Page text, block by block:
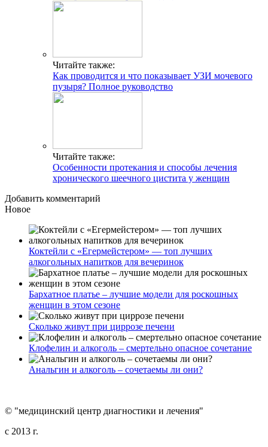
Читайте также:
Как проводится и что показывает УЗИ мочевого
пузыря? Полное руководство
Читайте также:
Особенности протекания и способы лечения
хронического шеечного цистита у женщин
Добавить комментарий
Новое
Коктейли с «Егермейстером» — топ лучших
алкогольных напитков для вечеринок
Бархатное платье – лучшие модели для роскошных
женщин в этом сезоне
Сколько живут при циррозе печени
Клофелин и алкоголь – смертельно опасное сочетание
Анальгин и алкоголь – сочетаемы ли они?
© "медицинский центр диагностики и лечения"
c 2013 г.